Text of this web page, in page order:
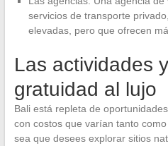
servicios de transporte
elevadas, pero que ofrecen
Las actividades
gratuidad al lujo
Bali está repleta de
con costos que varían tanto
sea que desees explorar sitios